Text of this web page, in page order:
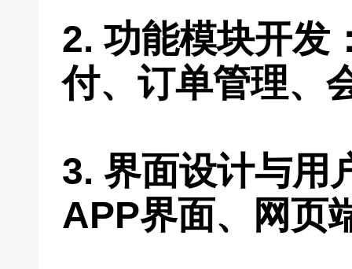
2. 功能模块开发
付、订单管理、
3. 界面设计与用
APP界面、网页